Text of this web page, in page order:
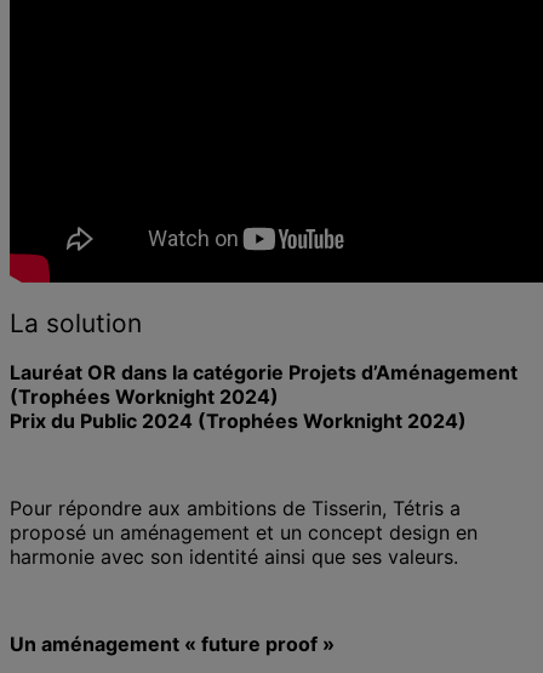
La solution
Lauréat OR dans la catégorie Projets d’Aménagement
(Trophées Worknight 2024)
Prix du Public 2024 (Trophées Worknight 2024)
Pour répondre aux ambitions de Tisserin, Tétris a
proposé un aménagement et un concept design en
harmonie avec son identité ainsi que ses valeurs.
Un aménagement « future proof »